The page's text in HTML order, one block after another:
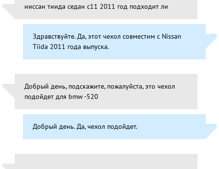
ниссан тиида седан с11 2011 год подходит ли
Здравствуйте. Да, этот чехол совместим с Nissan
Tiida 2011 года выпуска.
Добрый день, подскажите, пожалуйста, это чехол
подойдет для bmw -520
Добрый день. Да, чехол подойдет.